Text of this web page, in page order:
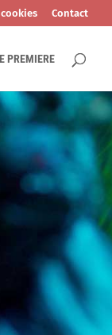
Contact
PREMIERE